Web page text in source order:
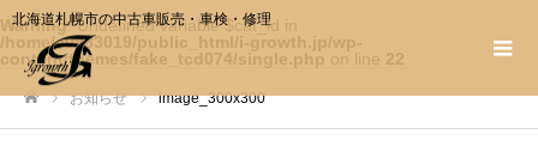
北海道札幌市の中古車販売・車検・修理
Warning: Undefined variable $cat_id in
/home/c0983019/public_html/i-growth.jp/wp-
content/themes/fake_tcd074/single.php on line 22
お知らせ image_300x300